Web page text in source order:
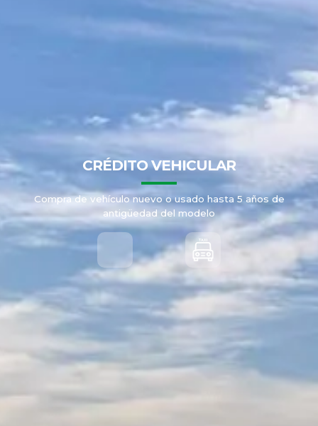
CRÉDITO VEHICULAR
Compra de vehículo nuevo o usado hasta 5 años de
antigüedad del modelo